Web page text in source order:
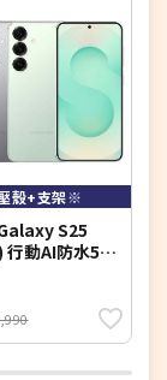
殼+支架※
S25
動AI防水5G